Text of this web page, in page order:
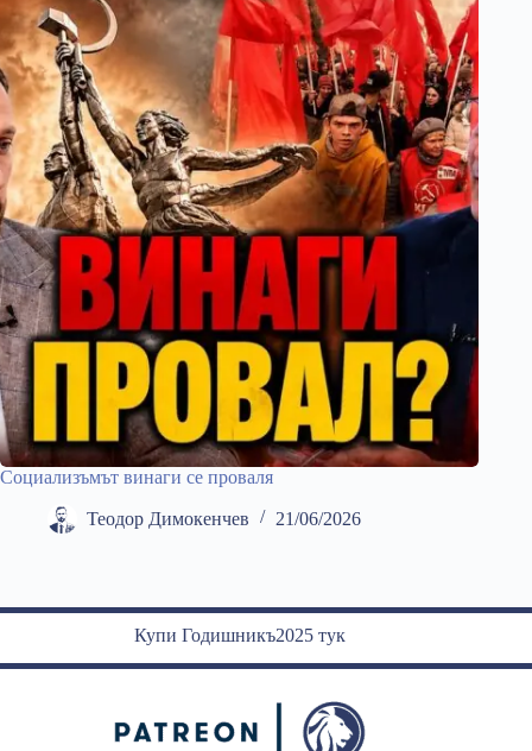
Социализъмът винаги се проваля
Теодор Димокенчев 21/06/2026
Купи Годишникъ2025 тук